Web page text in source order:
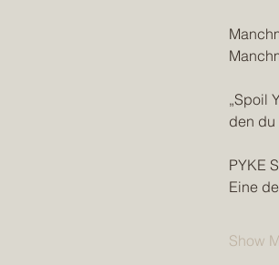
„Spoil
den du
PYKE
Eine
Show